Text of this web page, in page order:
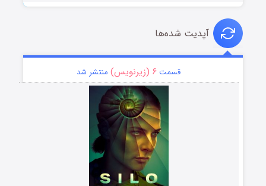
آپدیت شده‌ها
قسمت ۶ (زیرنویس) منتشر شد